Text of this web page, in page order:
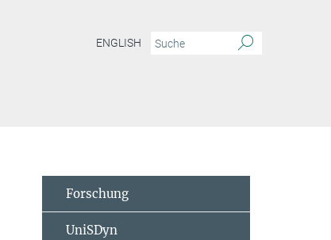
ENGLISH
Forschung
UniSDyn